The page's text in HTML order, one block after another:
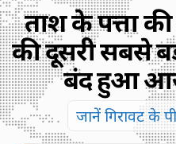
ताश के पत्तों
की दूसरी सबसे
बंद हुआ
जानें गिरावट के